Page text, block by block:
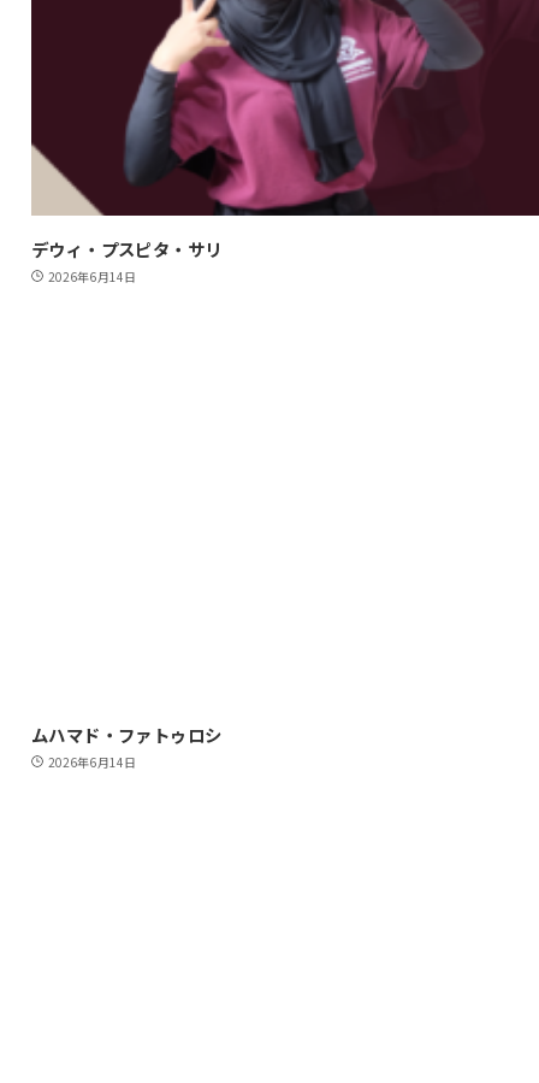
デウィ・プスピタ・サリ
2026年6月14日
ムハマド・ファトゥロシ
2026年6月14日